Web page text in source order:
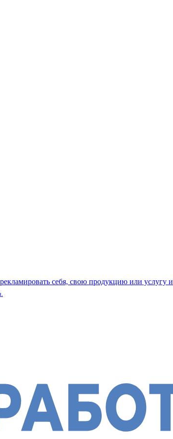
себя, свою продукцию или услугу и